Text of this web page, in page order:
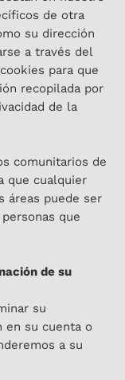
de otra
su dirección
a través del
para que
recopilada por
de la
comunitarios de
que cualquier
áreas puede ser
que
de su
su
en su cuenta o
a su